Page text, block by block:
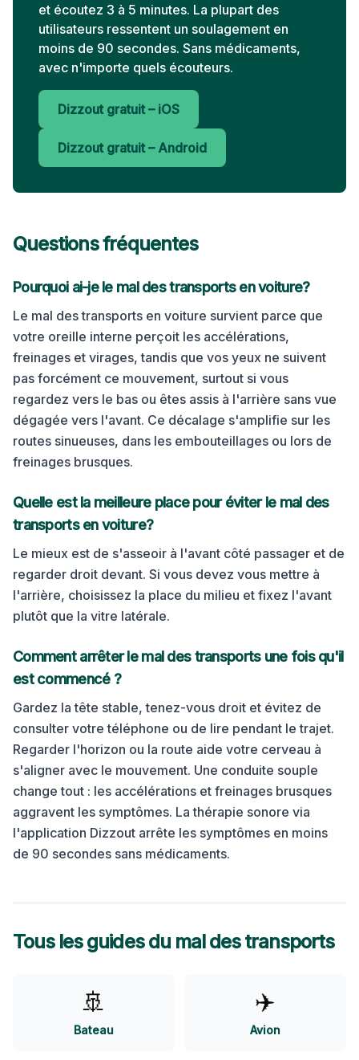
et écoutez 3 à 5 minutes. La plupart des
utilisateurs ressentent un soulagement en
moins de 90 secondes. Sans médicaments,
avec n'importe quels écouteurs.
Dizzout gratuit – iOS
Dizzout gratuit – Android
Questions fréquentes
Pourquoi ai-je le mal des transports en voiture?
Le mal des transports en voiture survient parce que
votre oreille interne perçoit les accélérations,
freinages et virages, tandis que vos yeux ne suivent
pas forcément ce mouvement, surtout si vous
regardez vers le bas ou êtes assis à l'arrière sans vue
dégagée vers l'avant. Ce décalage s'amplifie sur les
routes sinueuses, dans les embouteillages ou lors de
freinages brusques.
Quelle est la meilleure place pour éviter le mal des
transports en voiture?
Le mieux est de s'asseoir à l'avant côté passager et de
regarder droit devant. Si vous devez vous mettre à
l'arrière, choisissez la place du milieu et fixez l'avant
plutôt que la vitre latérale.
Comment arrêter le mal des transports une fois qu'il
est commencé ?
Gardez la tête stable, tenez-vous droit et évitez de
consulter votre téléphone ou de lire pendant le trajet.
Regarder l'horizon ou la route aide votre cerveau à
s'aligner avec le mouvement. Une conduite souple
change tout : les accélérations et freinages brusques
aggravent les symptômes. La thérapie sonore via
l'application Dizzout arrête les symptômes en moins
de 90 secondes sans médicaments.
Tous les guides du mal des transports
🚢
Bateau
✈️
Avion